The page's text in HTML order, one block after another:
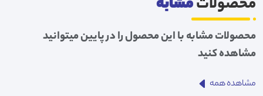
محصولاتمشابه
محصولات مشابه با این محصول را در پایین میتوانید
مشاهده کنید
مشاهده همه